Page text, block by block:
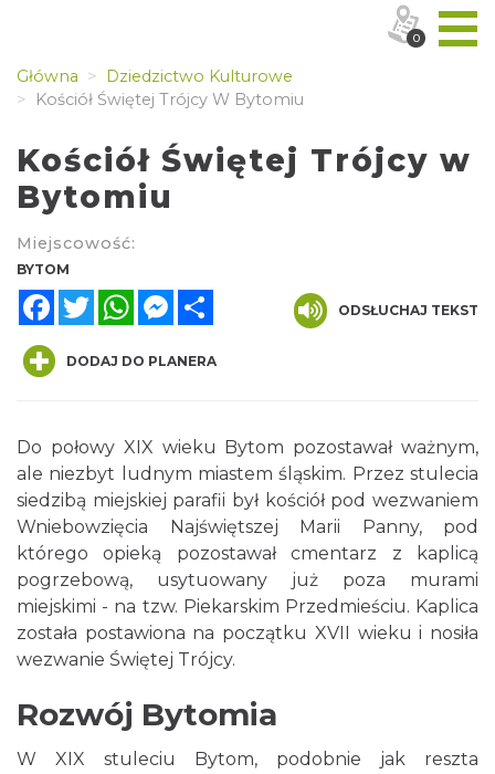
Główna
Dziedzictwo Kulturowe
Kościół Świętej Trójcy W Bytomiu
Kościół Świętej Trójcy w
Bytomiu
Miejscowość:
BYTOM
FacebookTwitterWhatsAppMessenger
ODSŁUCHAJ TEKST
DODAJ DO PLANERA
Do połowy XIX wieku Bytom pozostawał ważnym,
ale niezbyt ludnym miastem śląskim. Przez stulecia
siedzibą miejskiej parafii był kościół pod wezwaniem
Wniebowzięcia Najświętszej Marii Panny, pod
którego opieką pozostawał cmentarz z kaplicą
pogrzebową, usytuowany już poza murami
miejskimi - na tzw. Piekarskim Przedmieściu. Kaplica
została postawiona na początku XVII wieku i nosiła
wezwanie Świętej Trójcy.
Rozwój Bytomia
W XIX stuleciu Bytom, podobnie jak reszta
0